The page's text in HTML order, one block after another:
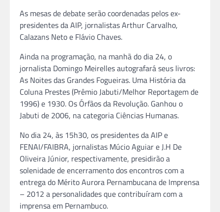
As mesas de debate serão coordenadas pelos ex-
presidentes da AIP, jornalistas Arthur Carvalho,
Calazans Neto e Flávio Chaves.
Ainda na programação, na manhã do dia 24, o
jornalista Domingo Meirelles autografará seus livros:
As Noites das Grandes Fogueiras. Uma História da
Coluna Prestes (Prêmio Jabuti/Melhor Reportagem de
1996) e 1930. Os Órfãos da Revolução. Ganhou o
Jabuti de 2006, na categoria Ciências Humanas.
No dia 24, às 15h30, os presidentes da AIP e
FENAI/FAIBRA, jornalistas Múcio Aguiar e J.H De
Oliveira Júnior, respectivamente, presidirão a
solenidade de encerramento dos encontros com a
entrega do Mérito Aurora Pernambucana de Imprensa
– 2012 a personalidades que contribuíram com a
imprensa em Pernambuco.